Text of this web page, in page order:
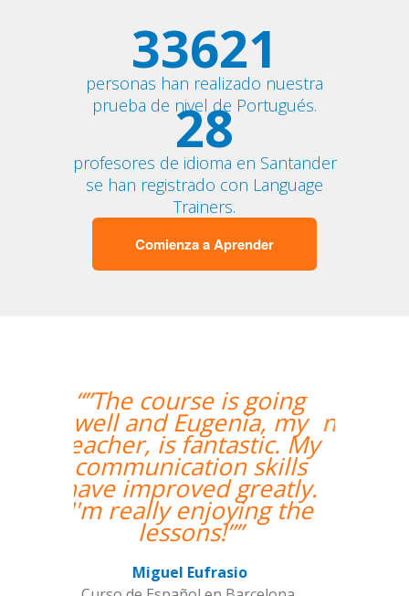
33621
personas han realizado nuestra
prueba de nivel de Portugués.
28
profesores de idioma en Santander
se han registrado con Language
Trainers.
Comienza a Aprender
“”Hemos realizado
nuestra primera clase y
estamos muy
contentos. Nuestra
profesora es una
mujer encantadora,
que nos ha dado una
entretenida.””